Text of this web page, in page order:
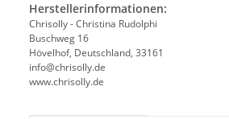
Herstellerinformationen:
Chrisolly - Christina Rudolphi
Buschweg 16
Hövelhof, Deutschland, 33161
info@chrisolly.de
www.chrisolly.de